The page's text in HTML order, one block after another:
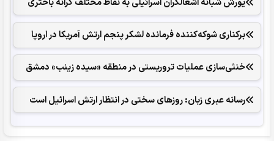
برکناری شوکه‌کننده فرمانده لشکر پنجم ارتش آمریکا در اروپا
خنثی‌سازی عملیات تروریستی در منطقه «سیده زینب» دمشق
رسانه عبری زبان: روزهای سختی در انتظار ارتش اسرائیل است